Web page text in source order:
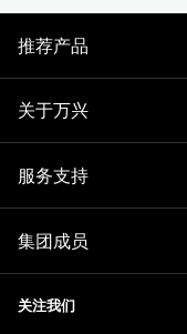
推荐产品
关于万兴
服务支持
集团成员
关注我们